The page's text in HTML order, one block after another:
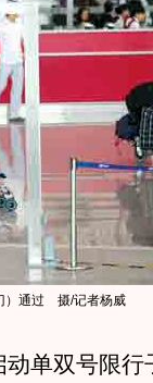
）通过 摄/记者杨威
单双号限行